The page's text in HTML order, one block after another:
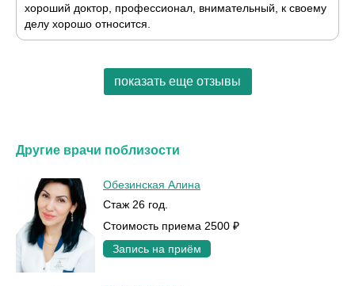
хороший доктор, профессионал, внимательный, к своему
делу хорошо относится.
показать еще отзывы
Другие врачи поблизости
Обезинская Алина
Стаж 26 год.
Стоимость приема 2500 ₽
Запись на приём